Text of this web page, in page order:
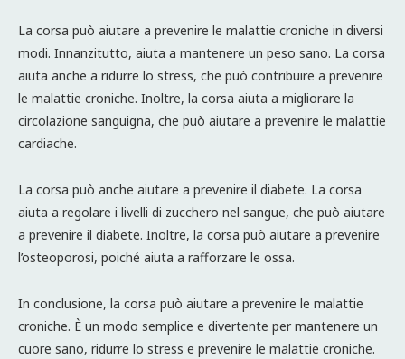
La corsa può aiutare a prevenire le malattie croniche in diversi
modi. Innanzitutto, aiuta a mantenere un peso sano. La corsa
aiuta anche a ridurre lo stress, che può contribuire a prevenire
le malattie croniche. Inoltre, la corsa aiuta a migliorare la
circolazione sanguigna, che può aiutare a prevenire le malattie
cardiache.
La corsa può anche aiutare a prevenire il diabete. La corsa
aiuta a regolare i livelli di zucchero nel sangue, che può aiutare
a prevenire il diabete. Inoltre, la corsa può aiutare a prevenire
l’osteoporosi, poiché aiuta a rafforzare le ossa.
In conclusione, la corsa può aiutare a prevenire le malattie
croniche. È un modo semplice e divertente per mantenere un
cuore sano, ridurre lo stress e prevenire le malattie croniche.